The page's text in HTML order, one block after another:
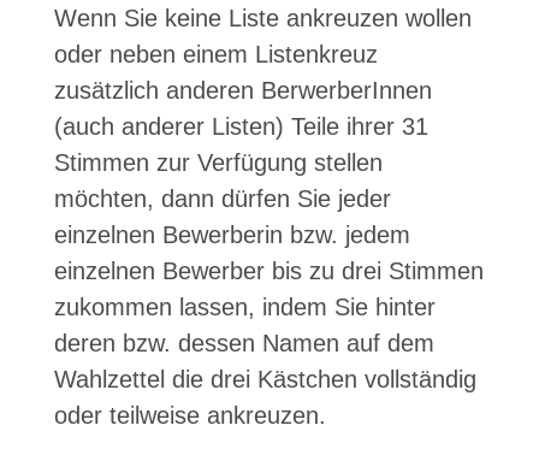
Wenn Sie keine Liste ankreuzen wollen
oder neben einem Listenkreuz
zusätzlich anderen BerwerberInnen
(auch anderer Listen) Teile ihrer 31
Stimmen zur Verfügung stellen
möchten, dann dürfen Sie jeder
einzelnen Bewerberin bzw. jedem
einzelnen Bewerber bis zu drei Stimmen
zukommen lassen, indem Sie hinter
deren bzw. dessen Namen auf dem
Wahlzettel die drei Kästchen vollständig
oder teilweise ankreuzen.